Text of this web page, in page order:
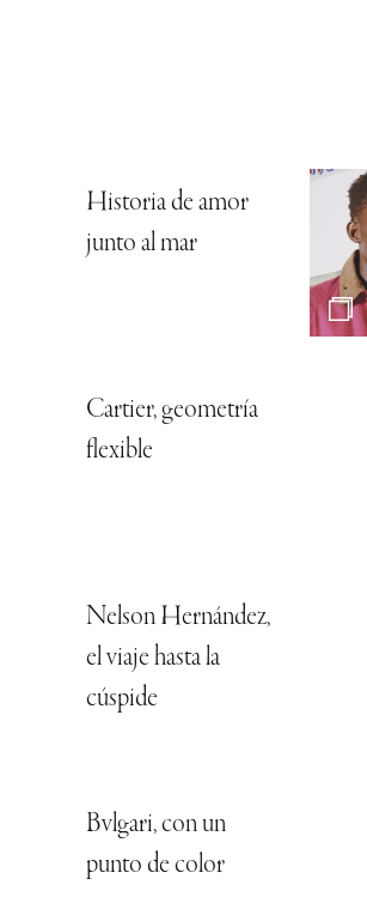
Historia de amor
junto al mar
Cartier, geometría
flexible
Nelson Hernández,
el viaje hasta la
cúspide
Bvlgari, con un
punto de color